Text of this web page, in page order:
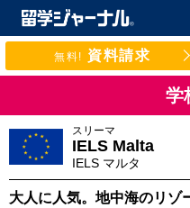
無料! 資料請求
学
スリーマ
IELS Malta
IELS マルタ
大人に人気。地中海のリゾ